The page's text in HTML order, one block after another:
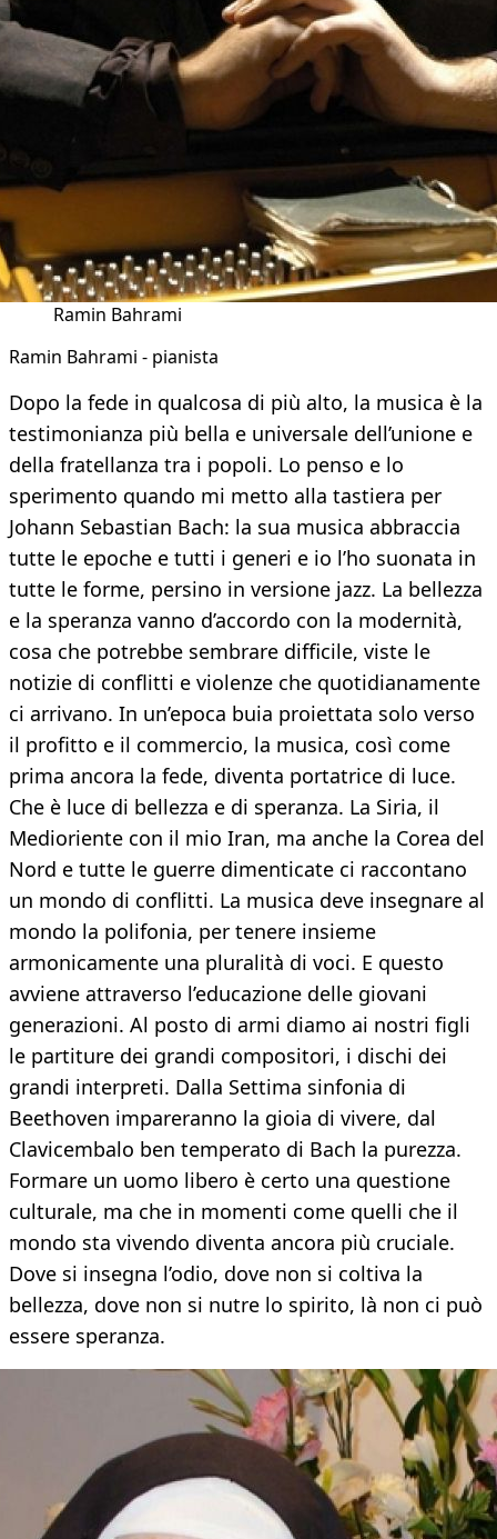
Ramin Bahrami
Ramin Bahrami - pianista
Dopo la fede in qualcosa di più alto, la musica è la
testimonianza più bella e universale dell’unione e
della fratellanza tra i popoli. Lo penso e lo
sperimento quando mi metto alla tastiera per
Johann Sebastian Bach: la sua musica abbraccia
tutte le epoche e tutti i generi e io l’ho suonata in
tutte le forme, persino in versione jazz. La bellezza
e la speranza vanno d’accordo con la modernità,
cosa che potrebbe sembrare difficile, viste le
notizie di conflitti e violenze che quotidianamente
ci arrivano. In un’epoca buia proiettata solo verso
il profitto e il commercio, la musica, così come
prima ancora la fede, diventa portatrice di luce.
Che è luce di bellezza e di speranza. La Siria, il
Medioriente con il mio Iran, ma anche la Corea del
Nord e tutte le guerre dimenticate ci raccontano
un mondo di conflitti. La musica deve insegnare al
mondo la polifonia, per tenere insieme
armonicamente una pluralità di voci. E questo
avviene attraverso l’educazione delle giovani
generazioni. Al posto di armi diamo ai nostri figli
le partiture dei grandi compositori, i dischi dei
grandi interpreti. Dalla Settima sinfonia di
Beethoven impareranno la gioia di vivere, dal
Clavicembalo ben temperato di Bach la purezza.
Formare un uomo libero è certo una questione
culturale, ma che in momenti come quelli che il
mondo sta vivendo diventa ancora più cruciale.
Dove si insegna l’odio, dove non si coltiva la
bellezza, dove non si nutre lo spirito, là non ci può
essere speranza.